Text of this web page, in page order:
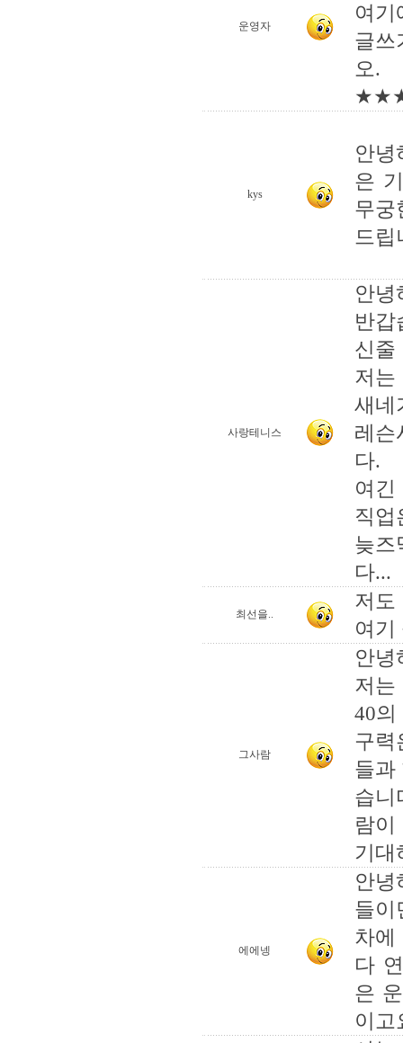
운영자
여기
글쓰
오.
kys
안
은
무궁
드립
사랑테니스
안녕
반갑
신줄
저는
새네
레슨
다.
여
직업
늦
다...
최선을..
저도
여기
그사람
안녕
저는
40
구
들과
습니
람
기대
에에넹
안녕
들이
차에
다
은
이고